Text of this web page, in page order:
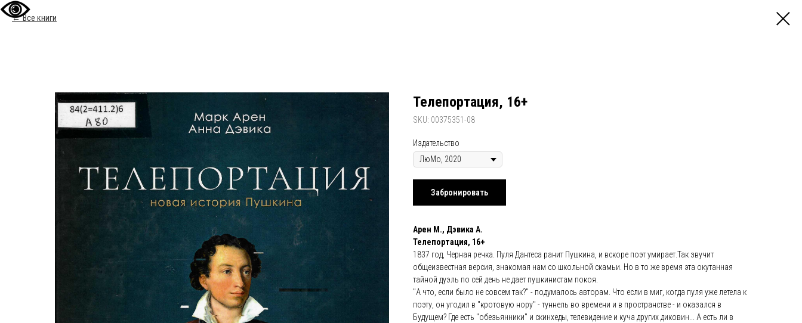
Все книги
Телепортация, 16+
SKU: 00375351-08
Издательство
Забронировать
Арен М., Дэвика А.
Телепортация, 16+
1837 год, Черная речка. Пуля Дантеса ранит Пушкина, и вскоре поэт умирает.Так звучит
общеизвестная версия, знакомая нам со школьной скамьи. Но в то же время эта окутанная
тайной дуэль по сей день не дает пушкинистам покоя.
"А что, если было не совсем так?" - подумалось авторам. Что если в миг, когда пуля уже летела к
поэту, он угодил в "кротовую нору" - туннель во времени и в пространстве - и оказался в
Будущем? Где есть "обезьянники" и скинхеды, телевидение и куча других диковин... А есть ли в